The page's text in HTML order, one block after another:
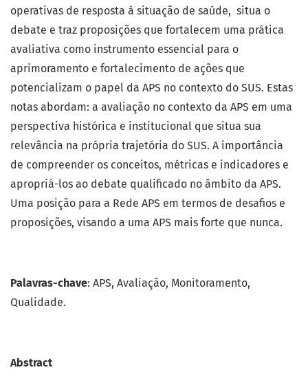
operativas de resposta à situação de saúde, situa o
debate e traz proposições que fortalecem uma prática
avaliativa como instrumento essencial para o
aprimoramento e fortalecimento de ações que
potencializam o papel da APS no contexto do SUS. Estas
notas abordam: a avaliação no contexto da APS em uma
perspectiva histórica e institucional que situa sua
relevância na própria trajetória do SUS. A importância
de compreender os conceitos, métricas e indicadores e
apropriá-los ao debate qualificado no âmbito da APS.
Uma posição para a Rede APS em termos de desafios e
proposições, visando a uma APS mais forte que nunca.
Palavras-chave: APS, Avaliação, Monitoramento,
Qualidade.
Abstract